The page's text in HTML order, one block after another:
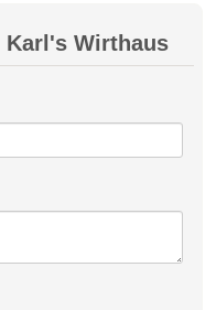
Karl's Wirthaus